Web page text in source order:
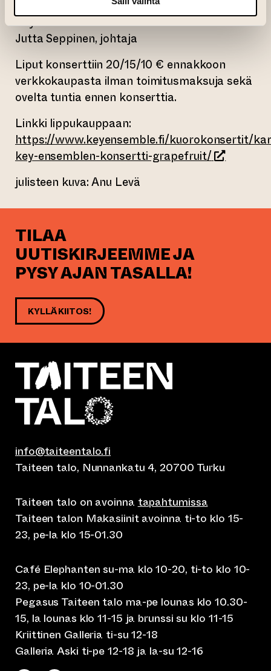
Konsertin esiintyjät:
Key Ensemble
Jutta Seppinen, johtaja
Liput konserttiin 20/15/10 € ennakkoon
verkkokaupasta ilman toimitusmaksuja sekä
ovelta tuntia ennen konserttia.
Linkki lippukauppaan:
https://www.keyensemble.fi/kuorokonsertit/
key-ensemblen-konsertti-grapefruit/(siirtyy
julisteen kuva: Anu Levä
TILAA
UUTISKIRJEEMME JA
PYSY AJAN TASALLA!
KYLLÄ KIITOS!
info@taiteentalo.fi
Taiteen talo, Nunnankatu 4, 20700 Turku
Taiteen talo on avoinna tapahtumissa
Taiteen talon Makasiinit avoinna ti-to klo 15-
23, pe-la klo 15-01.30
Café Elephanten su-ma klo 10-20, ti-to klo 10-
23, pe-la klo 10-01.30
Pegasus Taiteen talo ma-pe lounas klo 10.30-
15, la lounas klo 11-15 ja brunssi su klo 11-15
Kriittinen Galleria ti-su 12-18
Galleria Aski ti-pe 12-18 ja la-su 12-16